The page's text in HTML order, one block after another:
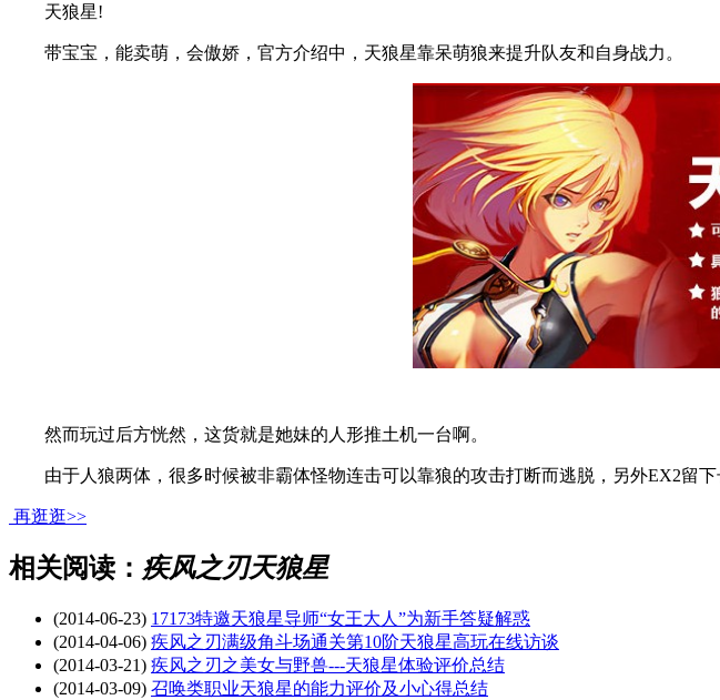
天狼星!
带宝宝，能卖萌，会傲娇，官方介绍中，天狼星靠呆萌狼来提升队友和自身战力。
然而玩过后方恍然，这货就是她妹的人形推土机一台啊。
由于人狼两体，很多时候被非霸体怪物连击可以靠狼的攻击打断而逃脱，另外EX2留下
再逛逛>>
相关阅读： 疾风之刃天狼星
(2014-06-23) 17173特邀天狼星导师“女王大人”为新手答疑解惑
(2014-04-06) 疾风之刃满级角斗场通关第10阶天狼星高玩在线访谈
(2014-03-21) 疾风之刃之美女与野兽---天狼星体验评价总结
(2014-03-09) 召唤类职业天狼星的能力评价及小心得总结